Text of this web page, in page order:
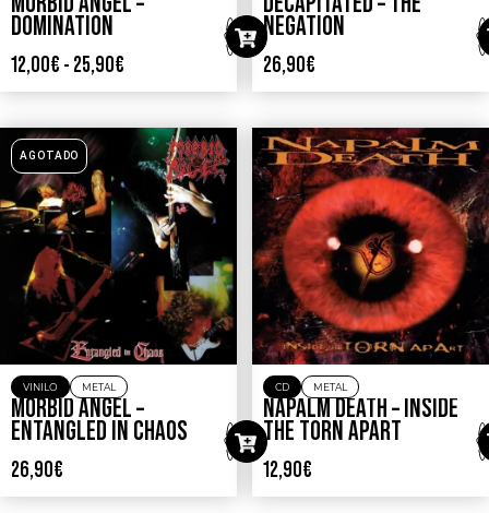
DOMINATION
12,00€ - 25,90€
NEGATION
26,90€
AGOTADO
VINILO METAL
MORBID ANGEL –
ENTANGLED IN CHAOS
26,90€
CD METAL
NAPALM DEATH – INSIDE
THE TORN APART
12,90€